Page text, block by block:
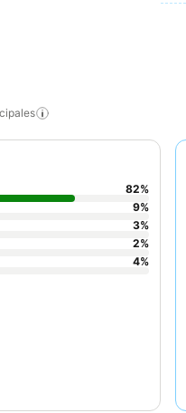
82%
9%
3%
2%
4%